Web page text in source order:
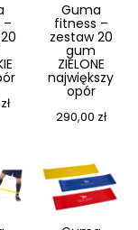
–
zł
Guma
fitness –
zestaw 20
gum
ZIELONE
największy
opór
290,00 zł